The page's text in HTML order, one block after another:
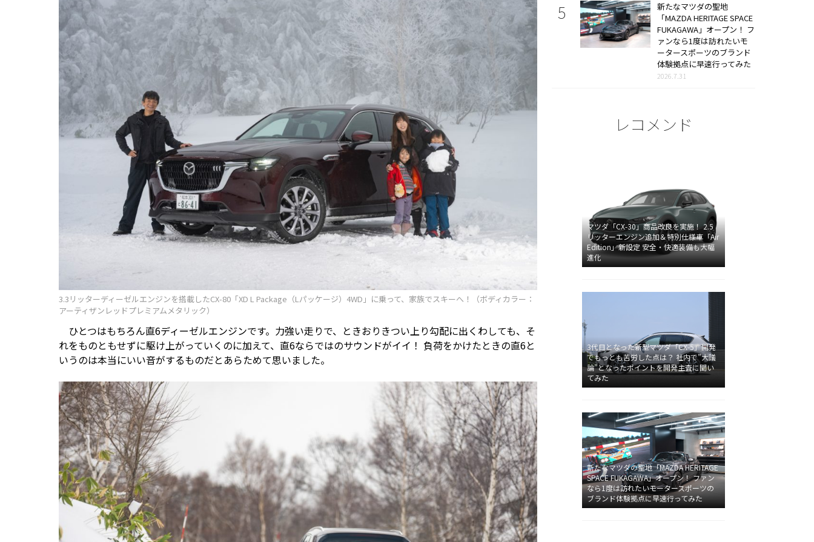
3.3リッターディーゼルエンジンを搭載したCX-80「XD L Package（Lパッケージ）4WD」に乗って、家族でスキーへ！（ボディカラー：
アーティザンレッドプレミアムメタリック）
ひとつはもちろん直6ディーゼルエンジンです。力強い走りで、ときおりきつい上り勾配に出くわしても、そ
れをものともせずに駆け上がっていくのに加えて、直6ならではのサウンドがイイ！ 負荷をかけたときの直6と
いうのは本当にいい音がするものだとあらためて思いました。
新たなマツダの聖地
「MAZDA HERITAGE SPACE
FUKAGAWA」オープン！ フ
ァンなら1度は訪れたいモ
ータースポーツのブランド
体験拠点に早速行ってみた
2026.7.31
レコメンド
マツダ「CX-30」商品改良を実施！ 2.5
リッターエンジン追加＆特別仕様車「Air
Edition」新設定 安全・快適装備も大幅
進化
3代目となった新型マツダ「CX-5」開発
でもっとも苦労した点は？ 社内で”大議
論”となったポイントを開発主査に聞い
てみた
新たなマツダの聖地「MAZDA HERITAGE
SPACE FUKAGAWA」オープン！ ファン
なら1度は訪れたいモータースポーツの
ブランド体験拠点に早速行ってみた